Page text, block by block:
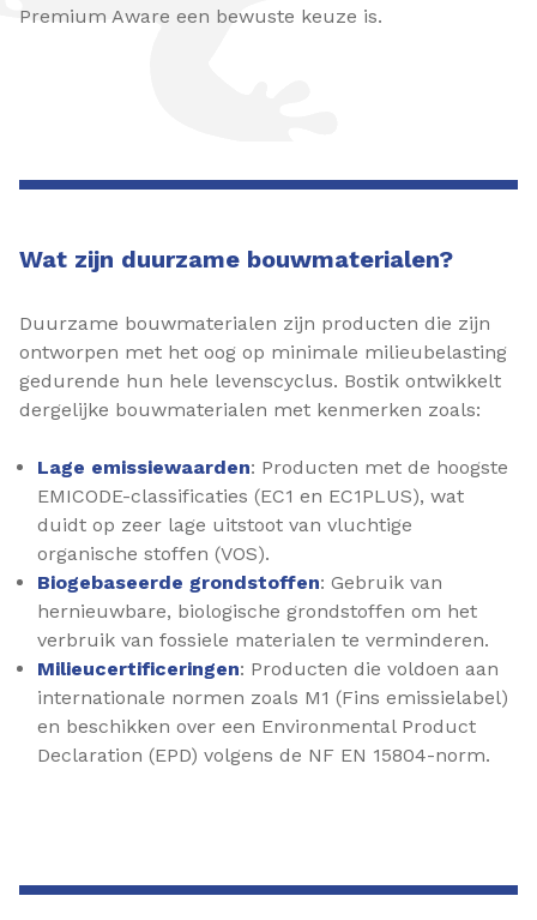
Premium Aware een bewuste keuze is.
Wat zijn duurzame bouwmaterialen?
Duurzame bouwmaterialen zijn producten die zijn
ontworpen met het oog op minimale milieubelasting
gedurende hun hele levenscyclus. Bostik ontwikkelt
dergelijke bouwmaterialen met kenmerken zoals:​
Lage emissiewaarden: Producten met de hoogste
EMICODE-classificaties (EC1 en EC1PLUS), wat
duidt op zeer lage uitstoot van vluchtige
organische stoffen (VOS). ​
Biogebaseerde grondstoffen: Gebruik van
hernieuwbare, biologische grondstoffen om het
verbruik van fossiele materialen te verminderen. ​
Milieucertificeringen: Producten die voldoen aan
internationale normen zoals M1 (Fins emissielabel)
en beschikken over een Environmental Product
Declaration (EPD) volgens de NF EN 15804-norm.